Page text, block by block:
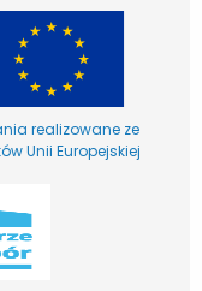
realizowane ze
Unii Europejskiej